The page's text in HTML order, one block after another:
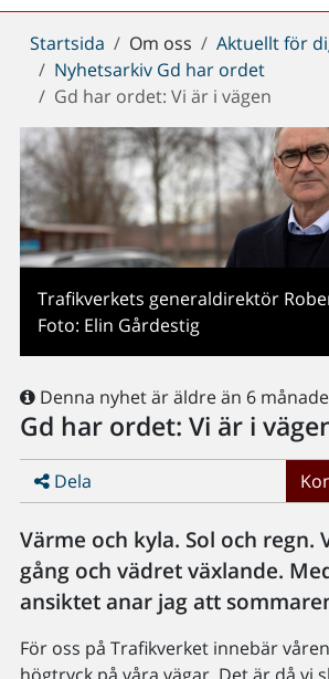
Du
är
här:
Startsida Om oss
Aktuellt för
Nyhetsarkiv Gd har ordet
Gd har ordet: Vi är i vägen
Trafikverkets generaldirektör
Foto: Elin Gårdestig
Denna nyhet är äldre än 6
Gd har ordet: Vi är i
Dela
Värme och kyla. Sol och regn.
gång och vädret växlande.
ansiktet anar jag att
För oss på Trafikverket innebär